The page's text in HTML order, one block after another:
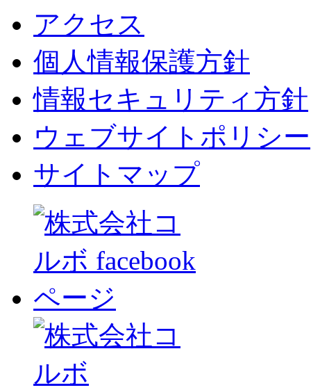
アクセス
個人情報保護方針
情報セキュリティ方針
ウェブサイトポリシー
サイトマップ